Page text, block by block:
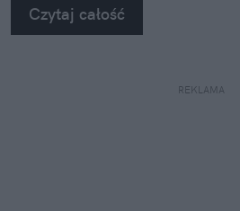
Czytaj całość
REKLAMA